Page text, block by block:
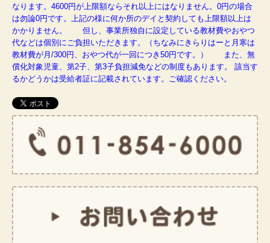
なります。4600円が上限額ならそれ以上にはなりません。0円の場合
は勿論0円です。上記の様に何か所のデイと契約しても上限額以上は
かかりません。 但し、事業所独自に設定している教材費やおやつ
代などは個別にご負担いただきます。（ちなみにきらりはーと月寒は
教材費が月/300円、おやつ代が一回につき50円です。） また、無
償化対象児童、第2子、第3子負担減免などの制度もあります。 該当す
るかどうかは受給者証に記載されています。ご確認ください。